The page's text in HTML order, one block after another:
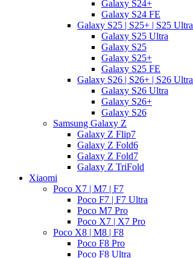
Galaxy S24+
Galaxy S24 FE
Galaxy S25 | S25+ | S25 Ultra
Galaxy S25 Ultra
Galaxy S25
Galaxy S25+
Galaxy S25 FE
Galaxy S26 | S26+ | S26 Ultra
Galaxy S26 Ultra
Galaxy S26+
Galaxy S26
Samsung Galaxy Z
Galaxy Z Flip7
Galaxy Z Fold6
Galaxy Z Fold7
Galaxy Z TriFold
Xiaomi
Poco X7 | M7 | F7
Poco F7 | F7 Ultra
Poco M7 Pro
Poco X7 | X7 Pro
Poco X8 | M8 | F8
Poco F8 Pro
Poco F8 Ultra